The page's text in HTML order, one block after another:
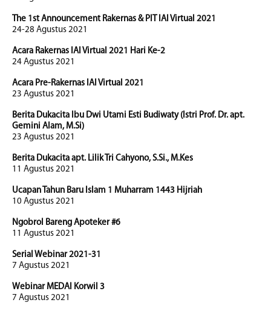
The 1st Announcement Rakernas & PIT IAI Virtual 2021
24-28 Agustus 2021
Acara Rakernas IAI Virtual 2021 Hari Ke-2
24 Agustus 2021
Acara Pre-Rakernas IAI Virtual 2021
23 Agustus 2021
Berita Dukacita Ibu Dwi Utami Esti Budiwaty (Istri Prof. Dr. apt.
Gemini Alam, M.Si)
23 Agustus 2021
Berita Dukacita apt. Lilik Tri Cahyono, S.Si., M.Kes
11 Agustus 2021
Ucapan Tahun Baru Islam 1 Muharram 1443 Hijriah
10 Agustus 2021
Ngobrol Bareng Apoteker #6
11 Agustus 2021
Serial Webinar 2021-31
7 Agustus 2021
Webinar MEDAI Korwil 3
7 Agustus 2021